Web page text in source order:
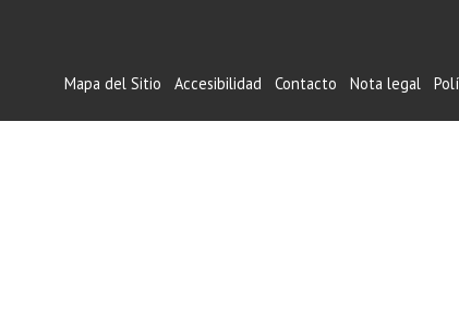
Mapa del Sitio Accesibilidad Contacto Nota legal